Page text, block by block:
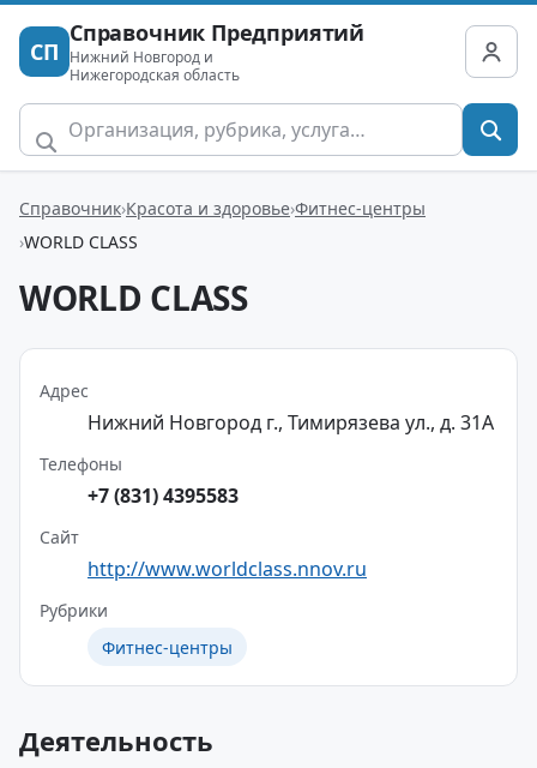
СП
Справочник Предприятий
Нижний Новгород и
Нижегородская область
Справочник Красота и здоровье Фитнес-центры
WORLD CLASS
WORLD CLASS
Адрес
Нижний Новгород г., Тимирязева ул., д. 31А
Телефоны
+7 (831) 4395583
Сайт
http://www.worldclass.nnov.ru
Рубрики
Фитнес-центры
Деятельность